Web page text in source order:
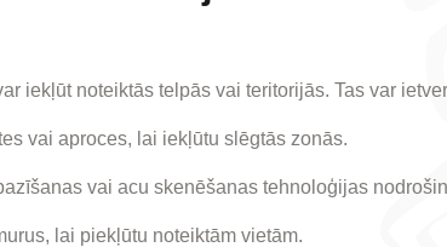
iekļūt noteiktās telpās vai teritorijās. Tas var
vai aproces, lai iekļūtu slēgtās zonās.
vai acu skenēšanas tehnoloģijas
lai piekļūtu noteiktām vietām.